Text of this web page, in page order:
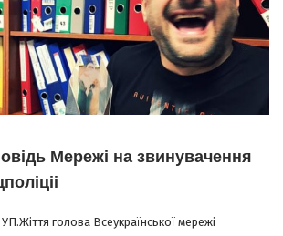
Мережі на звинувачення
голова Всеукраїнської мережі